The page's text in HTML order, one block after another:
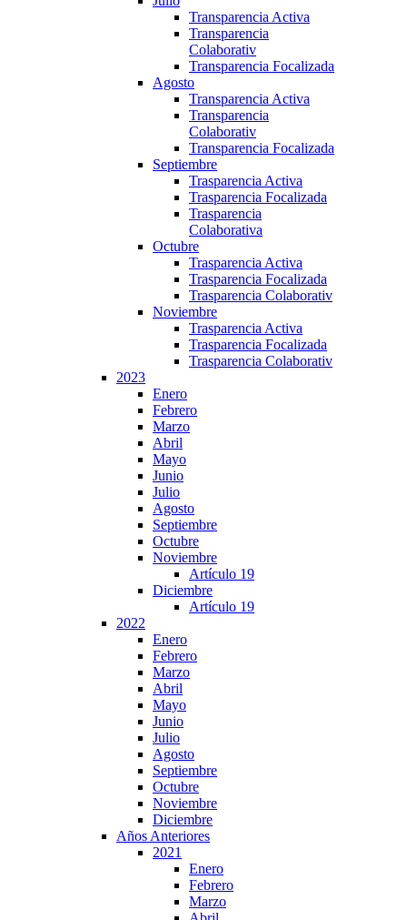
Transparencia Activa
Transparencia
Colaborativ
Transparencia Focalizada
Agosto
Transparencia Activa
Transparencia
Colaborativ
Transparencia Focalizada
Septiembre
Trasparencia Activa
Trasparencia Focalizada
Trasparencia
Colaborativa
Octubre
Trasparencia Activa
Trasparencia Focalizada
Trasparencia Colaborativ
Noviembre
Trasparencia Activa
Trasparencia Focalizada
Trasparencia Colaborativ
2023
Enero
Febrero
Marzo
Abril
Mayo
Junio
Julio
Agosto
Septiembre
Octubre
Noviembre
Artículo 19
Diciembre
Artículo 19
2022
Enero
Febrero
Marzo
Abril
Mayo
Junio
Julio
Agosto
Septiembre
Octubre
Noviembre
Diciembre
Años Anteriores
2021
Enero
Febrero
Marzo